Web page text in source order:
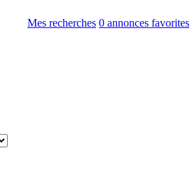
Mes recherches 0 annonces favorites